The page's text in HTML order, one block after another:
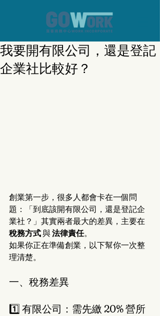
我要開有限公司，還是登記
企業社比較好？
創業第一步，很多人都會卡在一個問
題：「到底該開有限公司，還是登記企
業社？」其實兩者最大的差異，主要在
稅務方式 與 法律責任。
如果你正在準備創業，以下幫你一次整
理清楚。
一、稅務差異
1️⃣ 有限公司：需先繳 20% 營所